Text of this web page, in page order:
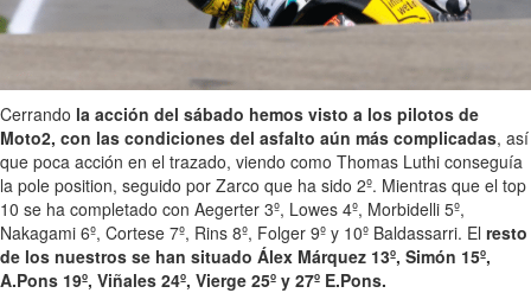
Cerrando la acción del sábado hemos visto a los pilotos de
Moto2, con las condiciones del asfalto aún más complicadas, así
que poca acción en el trazado, viendo como Thomas Luthi conseguía
la pole position, seguido por Zarco que ha sido 2º. Mientras que el top
10 se ha completado con Aegerter 3º, Lowes 4º, Morbidelli 5º,
Nakagami 6º, Cortese 7º, Rins 8º, Folger 9º y 10º Baldassarri. El resto
de los nuestros se han situado Álex Márquez 13º, Simón 15º,
A.Pons 19º, Viñales 24º, Vierge 25º y 27º E.Pons.